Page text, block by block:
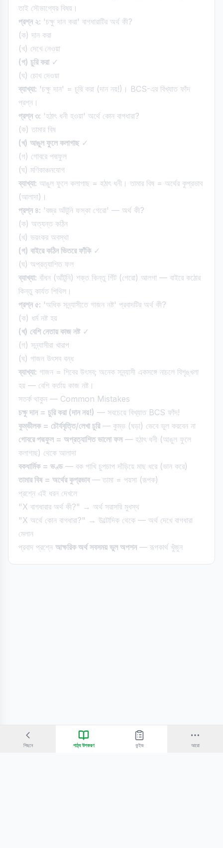
তাই সৌভাগ্যের বিষয়।
প্রশ্ন ২: 'চক্ষু দান করা' বাগধারাটির অর্থ কী?
(ক) দান করা
(খ) দেখে নেওয়া
(গ) চুরি করা✓
(ঘ) চোখ দেওয়া
ব্যাখ্যা: 'চক্ষু দান' = চুরি করা (দান নয়!)। BCS-এর বিখ্যাত ফাঁদ
প্রশ্ন।
প্রশ্ন ৩: 'হঠাৎ ধনী হওয়া' অর্থে কোন বাগধারা?
(ক) তামার বিষ
(খ) আঙুল ফুলে কলাগাছ✓
(গ) গোবরে পদ্মফুল
(ঘ) মণিকাঞ্চনযোগ
ব্যাখ্যা: আঙুল ফুলে কলাগাছ = হঠাৎ ধনী। তামার বিষ = অর্থের কুপ্রভাব
(আলাদা)।
প্রশ্ন ৪: 'বজ্র আঁটুনি ফস্কা গেরো' — অর্থ কী?
(ক) অত্যন্ত কঠিন
(খ) ভয়ংকর অবস্থা
(গ) বাইরে কঠিন ভিতরে ফাঁকি✓
(ঘ) অপ্রত্যাশিত ফল
ব্যাখ্যা: বাঁধন (আঁটুনি) শক্ত কিন্তু গিঁট (গেরো) আলগা — বাইরে কঠোর
কিন্তু কার্যত শিথিল।
প্রশ্ন ৫: 'অধিক সন্ন্যাসীতে গাজন নষ্ট' প্রবাদটির অর্থ কী?
(ক) ধর্ম নষ্ট হয়
(খ) বেশি নেতায় কাজ নষ্ট✓
(গ) সন্ন্যাসীরা খারাপ
(ঘ) গাজন উৎসব বন্ধ
ব্যাখ্যা: গাজন = শিবের উৎসব; অনেক সন্ন্যাসী একসঙ্গে নাচলে বিশৃঙ্খলা
হয় — বেশি কর্তায় কাজ নষ্ট।
সতর্ক থাকুন — Common Mistakes
চক্ষু দান = চুরি করা (দান নয়!) — সবচেয়ে বিখ্যাত BCS ফাঁদ!
কুম্ভীলক = চৌর্যবৃত্তি/লেখা চুরি— কুম্ভ (ঘড়া) ভেবে ভুল করবেন না
গোবরে পদ্মফুল = অপ্রত্যাশিত ভালো ফল— হঠাৎ ধনী (আঙুল ফুলে
কলাগাছ) থেকে আলাদা
বকধার্মিক = ভণ্ড — বক পাখি চুপচাপ দাঁড়িয়ে মাছ ধরে (ভান করে)
তামার বিষ = অর্থের কুপ্রভাব— তামা = পয়সা (রূপক)
প্রশ্নে এই ধরন দেখলে
"X বাগধারার অর্থ কী?" → অর্থ সরাসরি মুখস্থ
"X অর্থে কোন বাগধারা?" → উল্টোদিক থেকে — অর্থ দেখে বাগধারা
মেলান
প্রবাদ প্রশ্নে আক্ষরিক অর্থ সবসময় ভুল অপশন— রূপকার্থ খুঁজুন
পিছনে পাঠ্য উপকরণ কুইজ আরো